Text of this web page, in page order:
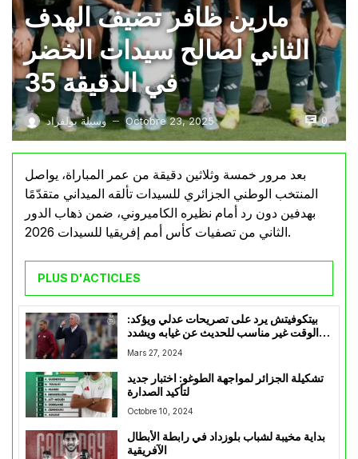
مارين ظافر تضيف الهدف
الثاني لصالح سيدات الخضر
في الدقيقة 35
وسيلة بولفراد — Octobre 23, 2025 0
بعد مرور خمسة وثلاثين دقيقة من عمر المباراة، يواصل
المنتخب الوطني الجزائري للسيدات تألقه الميداني متقدّمًا
بهدفين دون رد أمام نظيره الكاميروني، ضمن ذهاب الدور
الثاني من تصفيات كأس أمم إفريقيا للسيدات 2026.
PLUS D'ACTICLES
بيتكوفيتش يرد على تصريحات عدلي ويؤكد:
الوقت غير مناسب للحديث عن غيابه ويشدد
على التركيز في التحضيرات القادمة
Mars 27, 2024
تشكيلة الجزائر لمواجهة الطوغو: اختبار جديد
لتأكيد الصدارة
Octobre 10, 2024
بداية مخيبة لشباب بلوزداد في رابطة الأبطال
الآفريقية